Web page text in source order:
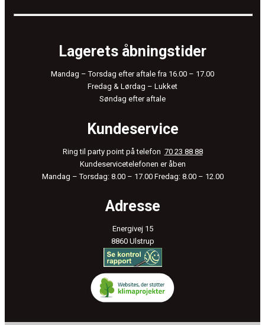
Lagerets åbningstider
Mandag – Torsdag efter aftale fra 16.00 – 17.00
Fredag & Lørdag – Lukket
Søndag efter aftale
Kundeservice
Ring til party point på telefon 70 23 88 88
Kundeservicetelefonen er åben
Mandag – Torsdag: 8.00 – 17.00Fredag: 8.00 – 12.00
Adresse
Energivej 15
8860 Ulstrup